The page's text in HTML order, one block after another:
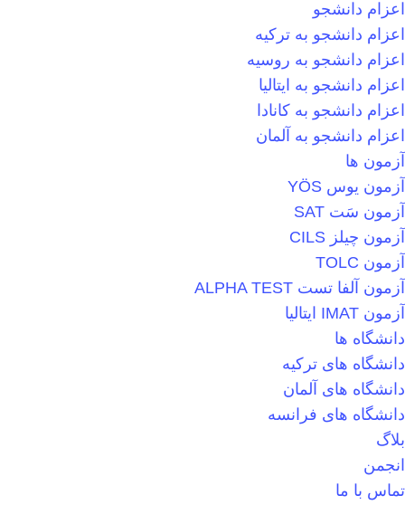
اعزام دانشجو
اعزام دانشجو به ترکیه
اعزام دانشجو به روسیه
اعزام دانشجو به ایتالیا
اعزام دانشجو به کانادا
اعزام دانشجو به آلمان
آزمون ها
آزمون یوس YÖS
آزمون سَت SAT
آزمون چیلز CILS‌
آزمون TOLC
آزمون آلفا تست ALPHA TEST
آزمون IMAT ایتالیا
دانشگاه ها
دانشگاه های ترکیه
دانشگاه های آلمان
دانشگاه های فرانسه
بلاگ
انجمن
تماس با ما